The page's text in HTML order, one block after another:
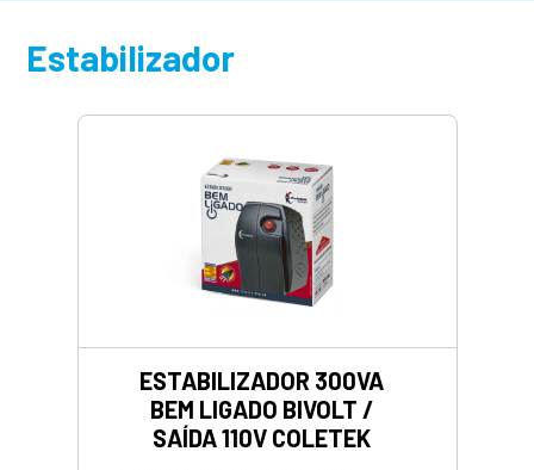
Estabilizador
ESTABILIZADOR 300VA
BEM LIGADO BIVOLT /
SAÍDA 110V COLETEK